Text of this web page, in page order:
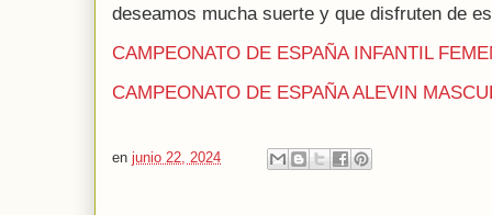
deseamos mucha suerte y que disfruten de
CAMPEONATO DE ESPAÑA INFANTIL
CAMPEONATO DE ESPAÑA ALEVIN
en junio 22, 2024